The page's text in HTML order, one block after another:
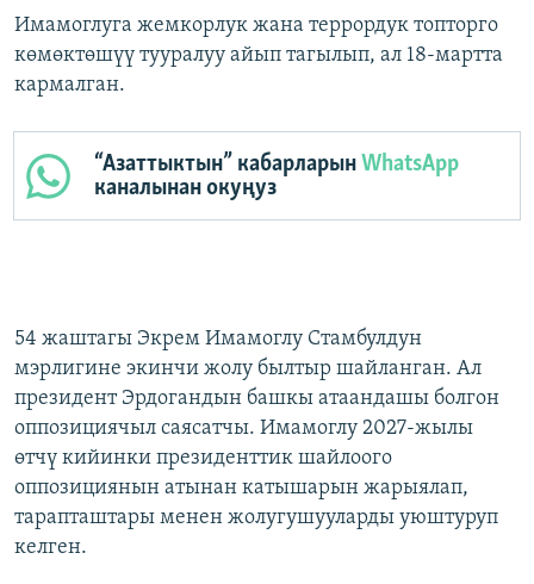
Имамоглуга жемкорлук жана террордук топторго
көмөктөшүү тууралуу айып тагылып, ал 18-мартта
кармалган.
“Азаттыктын” кабарларынWhatsApp
каналынан окуңуз
54 жаштагы Экрем Имамоглу Стамбулдун
мэрлигине экинчи жолу былтыр шайланган. Ал
президент Эрдогандын башкы атаандашы болгон
оппозициячыл саясатчы. Имамоглу 2027-жылы
өтчү кийинки президенттик шайлоого
оппозициянын атынан катышарын жарыялап,
тарапташтары менен жолугушууларды уюштуруп
келген.